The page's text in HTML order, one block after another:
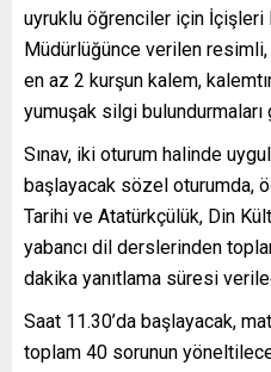
uyruklu öğrenciler için İçişleri
Müdürlüğünce verilen
en az 2 kurşun kalem,
yumuşak silgi bulundurmaları
Sınav, iki oturum halinde
başlayacak sözel oturumda,
Tarihi ve Atatürkçülük, Din
yabancı dil derslerinden
dakika yanıtlama süresi
Saat 11.30’da başlayacak,
toplam 40 sorunun